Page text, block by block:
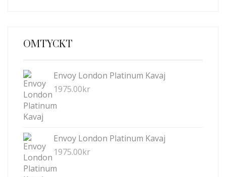
OMTYCKT
Envoy London Platinum Kavaj
1975.00kr
Envoy London Platinum Kavaj
1975.00kr